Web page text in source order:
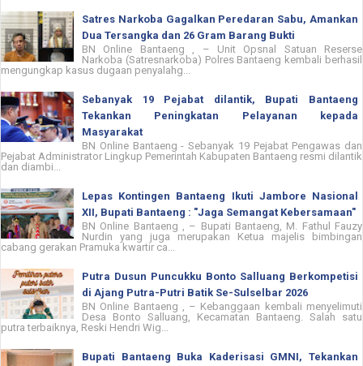
Satres Narkoba Gagalkan Peredaran Sabu, Amankan
Dua Tersangka dan 26 Gram Barang Bukti
BN Online Bantaeng , – Unit Opsnal Satuan Reserse
Narkoba (Satresnarkoba) Polres Bantaeng kembali berhasil
mengungkap kasus dugaan penyalahg...
Sebanyak 19 Pejabat dilantik, Bupati Bantaeng
Tekankan Peningkatan Pelayanan kepada
Masyarakat
BN Online Bantaeng - Sebanyak 19 Pejabat Pengawas dan
Pejabat Administrator Lingkup Pemerintah Kabupaten Bantaeng resmi dilantik
dan diambi...
Lepas Kontingen Bantaeng Ikuti Jambore Nasional
XII, Bupati Bantaeng : "Jaga Semangat Kebersamaan"
BN Online Bantaeng , – Bupati Bantaeng, M. Fathul Fauzy
Nurdin yang juga merupakan Ketua majelis bimbingan
cabang gerakan Pramuka kwartir ca...
Putra Dusun Puncukku Bonto Salluang Berkompetisi
di Ajang Putra-Putri Batik Se-Sulselbar 2026
BN Online Bantaeng , – Kebanggaan kembali menyelimuti
Desa Bonto Salluang, Kecamatan Bantaeng. Salah satu
putra terbaiknya, Reski Hendri Wig...
Bupati Bantaeng Buka Kaderisasi GMNI, Tekankan